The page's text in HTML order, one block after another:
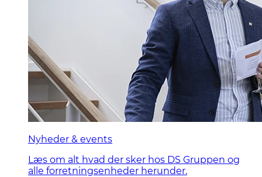
Nyheder & events
Læs om alt hvad der sker hos DS Gruppen og
alle forretningsenheder herunder.